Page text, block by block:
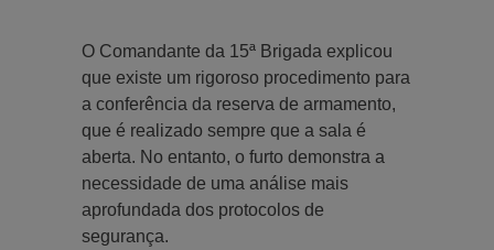
O Comandante da 15ª Brigada explicou
que existe um rigoroso procedimento para
a conferência da reserva de armamento,
que é realizado sempre que a sala é
aberta. No entanto, o furto demonstra a
necessidade de uma análise mais
aprofundada dos protocolos de
segurança.